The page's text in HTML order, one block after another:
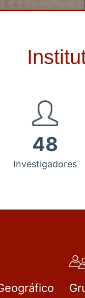
48
Investigadores